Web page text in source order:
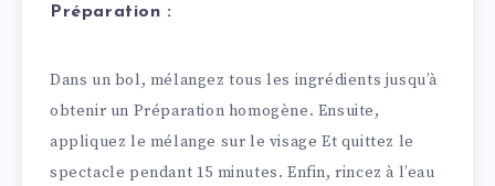
Préparation :
Dans un bol, mélangez tous les ingrédients jusqu’à
obtenir un Préparation homogène. Ensuite,
appliquez le mélange sur le visage Et quittez le
spectacle pendant 15 minutes. Enfin, rincez à l’eau